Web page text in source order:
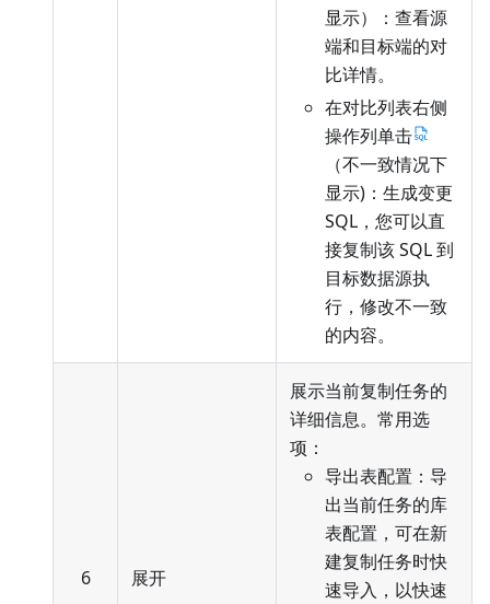
显示）：查看源
端和目标端的对
比详情。
在对比列表右侧
操作列单击
（不一致情况下
显示)：生成变更
SQL，您可以直
接复制该 SQL 到
目标数据源执
行，修改不一致
的内容。
6 展开
展示当前复制任务的
详细信息。常用选
项：
导出表配置：导
出当前任务的库
表配置，可在新
建复制任务时快
速导入，以快速